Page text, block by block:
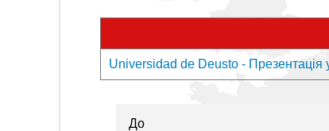
Universidad de Deusto - Презентація
До